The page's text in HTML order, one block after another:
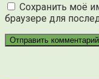
Сохранить моё
браузере для